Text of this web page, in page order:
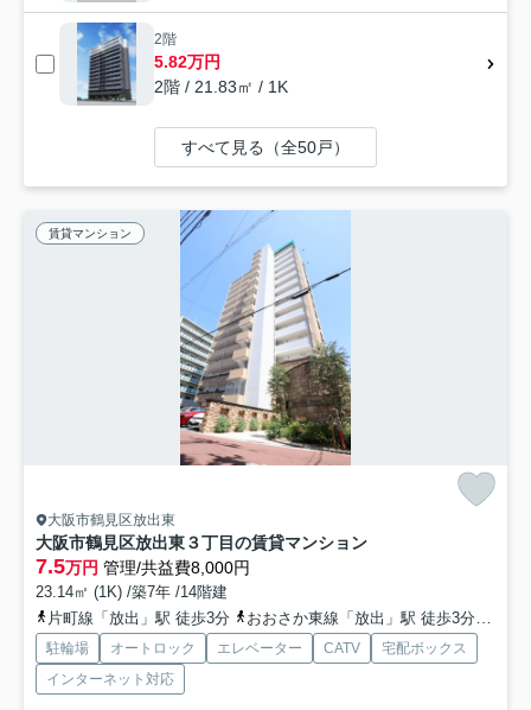
2階
5.82万円
2階 / 21.83㎡ / 1K
すべて見る（全50戸）
賃貸マンション
大阪市鶴見区放出東
大阪市鶴見区放出東３丁目の賃貸マンション
7.5万円 管理/共益費8,000円
23.14㎡ (1K) /築7年 /14階建
片町線「放出」駅 徒歩3分
おおさか東線「放出」駅 徒歩3分
駐輪場 オートロック エレベーター CATV
宅配ボックス
インターネット対応